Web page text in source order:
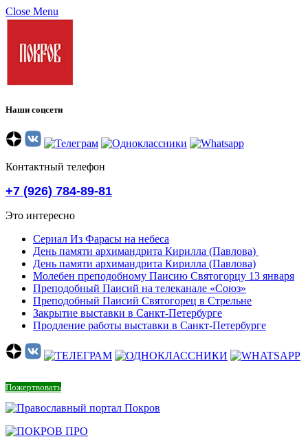
Close Menu
Наши соцсети
Контактный телефон
+7 (926) 784-89-81
Это интересно
Сериал Из Фарасы на небеса
День памяти архимандрита Кирилла (Павлова)
День памяти архимандрита Кирилла (Павлова)
Молебен преподобному Паисию Святогорцу 13 января
Преподобный Паисий на телеканале «Союз»
Преподобный Паисий Святогорец в Стрельне
Закрытие выставки в Санкт-Петербурге
Продление работы выставки в Санкт-Петербурге
Пожертвовать